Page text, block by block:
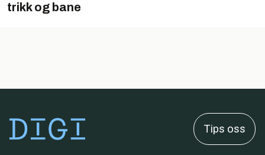
trikk og bane
Tips oss